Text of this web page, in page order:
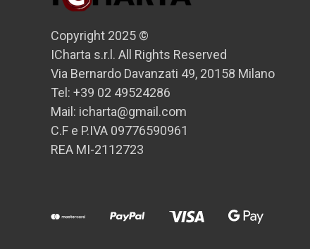
Copyright 2025 ©
ICharta s.r.l. All Rights Reserved
Via Bernardo Davanzati 49, 20158 Milano
Tel: +39 02 49524286
Mail: icharta@gmail.com
C.F e P.IVA 09776590961
REA MI-2112723